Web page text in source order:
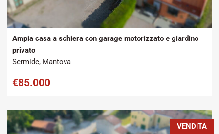
Tipo contratto:
Metratura Commerciale:
215 m
2
Ampia casa a schiera con garage motorizzato e giardino
privato
Sermide, Mantova
€85.000
VENDITA